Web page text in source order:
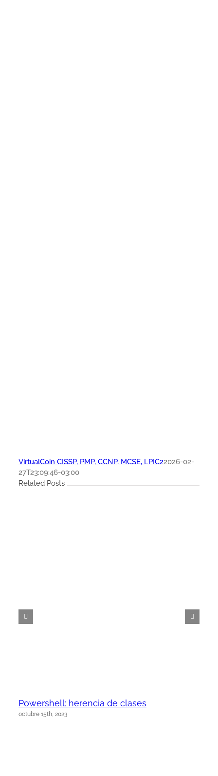
VirtualCoin CISSP, PMP, CCNP, MCSE, LPIC22026-02-
27T23:09:46-03:00
Related Posts
Powershell: herencia de clases
octubre 15th, 2023